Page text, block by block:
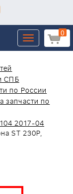
0
Toggle
navigation
СПБ
по России
запчасти по
2017-04
ST 230P,